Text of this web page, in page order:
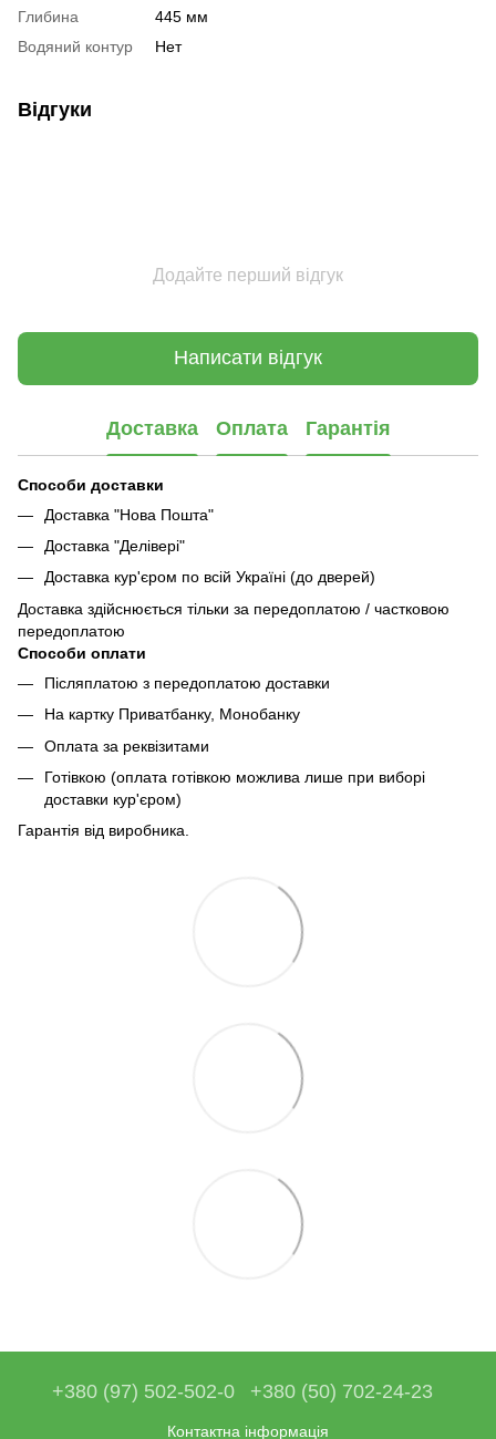
Глибина
445 мм
Водяний контур
Нет
Відгуки
Додайте перший відгук
Написати відгук
Доставка Оплата Гарантія
Способи доставки
Доставка "Нова Пошта"
Доставка "Делівері"
Доставка кур'єром по всій Україні (до дверей)
Доставка здійснюється тільки за передоплатою / частковою
передоплатою
Способи оплати
Післяплатою з передоплатою доставки
На картку Приватбанку, Монобанку
Оплата за реквізитами
Готівкою (оплата готівкою можлива лише при виборі
доставки кур'єром)
Гарантія від виробника.
+380 (97) 502-502-0 +380 (50) 702-24-23
Контактна інформація